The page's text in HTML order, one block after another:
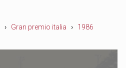
Gran premio italia 1986